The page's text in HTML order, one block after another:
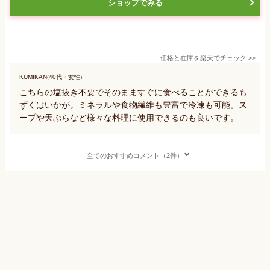
ショップでみる
価格と在庫を楽天でチェック >>
KUMIKAN(40代・女性)
こちらの塩抜き不要でそのまますぐに食べることができるも
ずくはいかが。ミネラルや食物繊維も豊富で冷凍も可能。ス
ープや天ぷらなど様々な料理に使用できるのも良いです。
全てのおすすめコメント（2件）